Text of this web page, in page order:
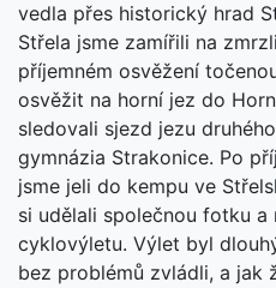
vedla přes historický hrad
Střela jsme zamířili na
příjemném osvěžení
osvěžit na horní jez do
sledovali sjezd jezu
gymnázia Strakonice. Po
jsme jeli do kempu ve
si udělali společnou fotku
cyklovýletu. Výlet byl
bez problémů zvládli, a jak